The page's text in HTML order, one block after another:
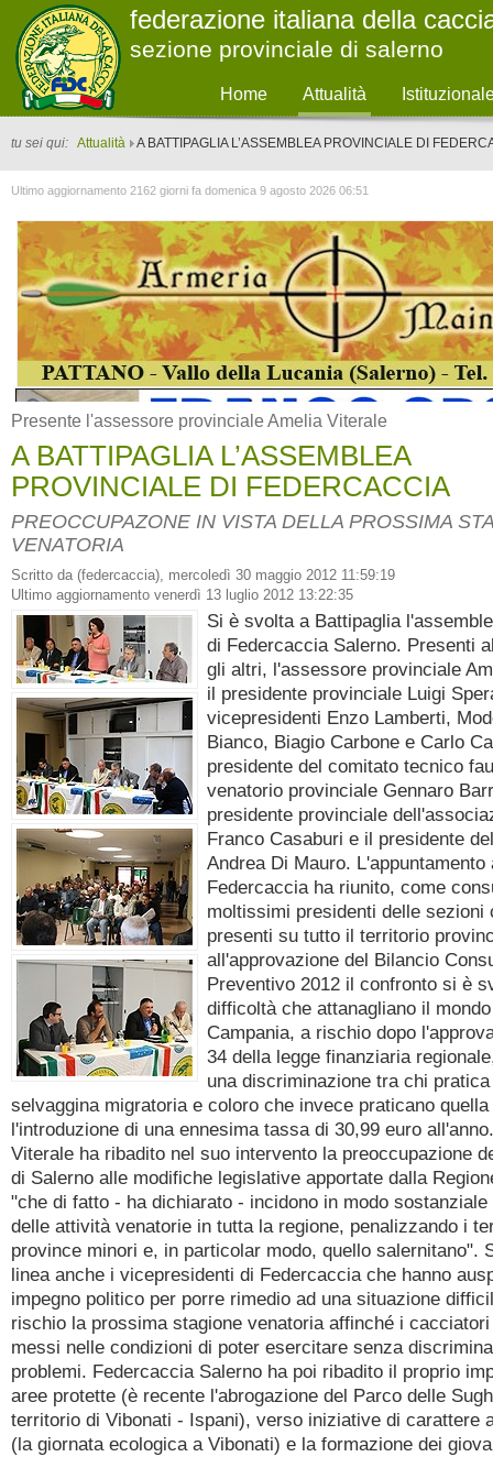
federazione italiana della
sezione provinciale di salerno
Home Attualità
tu sei qui: Attualità A BATTIPAGLIA L’ASSEMBLEA PROVINCIALE DI
Ultimo aggiornamento 2162 giorni fa domenica 9 agosto 2026 06:51
Presente l'assessore provinciale Amelia Viterale
A BATTIPAGLIA L’ASSEMBLEA
PROVINCIALE DI FEDERCACCIA
PREOCCUPAZONE IN VISTA DELLA PROSSIMA
VENATORIA
Scritto da (federcaccia), mercoledì 30 maggio 2012 11:59:19
Ultimo aggiornamento venerdì 13 luglio 2012 13:22:35
Si è svolta a Battipaglia
di Federcaccia Salerno. Presenti
gli altri, l'assessore provinciale
il presidente provinciale Luigi
vicepresidenti Enzo Lamberti,
Bianco, Biagio Carbone e Carlo
presidente del comitato tecnico
venatorio provinciale Gennaro
presidente provinciale
Franco Casaburi e il presidente
Andrea Di Mauro. L'appuntamento
Federcaccia ha riunito, come
moltissimi presidenti delle sezioni
presenti su tutto il territorio
all'approvazione del Bilancio
Preventivo 2012 il confronto si è
difficoltà che attanagliano il
Campania, a rischio dopo
34 della legge finanziaria
una discriminazione tra chi
selvaggina migratoria e coloro che invece praticano
l'introduzione di una ennesima tassa di 30,99 euro
Viterale ha ribadito nel suo intervento la preoccupazione
di Salerno alle modifiche legislative apportate dalla
"che di fatto - ha dichiarato - incidono in modo
delle attività venatorie in tutta la regione, penalizzando i
province minori e, in particolar modo, quello salernitano".
linea anche i vicepresidenti di Federcaccia che hanno
impegno politico per porre rimedio ad una situazione
rischio la prossima stagione venatoria affinché i cacciatori
messi nelle condizioni di poter esercitare senza
problemi. Federcaccia Salerno ha poi ribadito il proprio
aree protette (è recente l'abrogazione del Parco delle
territorio di Vibonati - Ispani), verso iniziative di carattere
(la giornata ecologica a Vibonati) e la formazione dei